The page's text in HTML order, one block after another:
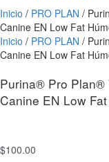
Inicio / PRO PLAN /
Canine EN Low Fat
Inicio / PRO PLAN /
Canine EN Low Fat
Purina® Pro Plan®
Canine EN Low
$100.00
G
cantidad